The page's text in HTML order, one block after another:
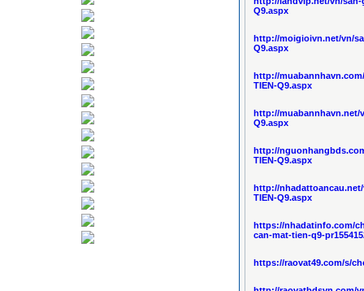
Q9.aspx
http://moigioivn.net/vn/
Q9.aspx
http://muabannhavn.com/
TIEN-Q9.aspx
http://muabannhavn.net/
Q9.aspx
http://
TIEN-Q9.aspx
http://nhadattoancau.net/
TIEN-Q9.aspx
https://nhadatinfo.com/
can-mat-tien-q9-
https://raovat49.com/s/